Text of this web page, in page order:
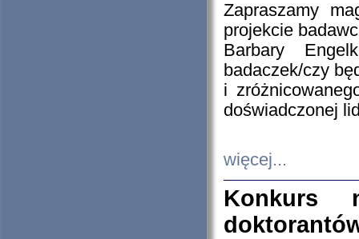
Zapraszamy
projekcie
Barbary
badaczek/czy
i
doświadczonej
więcej...
Konkurs